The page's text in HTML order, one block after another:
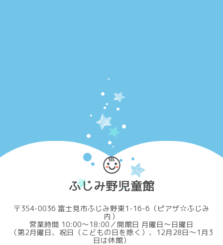
〒354-0036 富士見市ふじみ野東1-16-6（ピアザ☆ふじみ
内）
営業時間 10:00～18:00／開館日 月曜日～日曜日
（第2月曜日、祝日（こどもの日を除く）、12月28日～1月3
日は休館）